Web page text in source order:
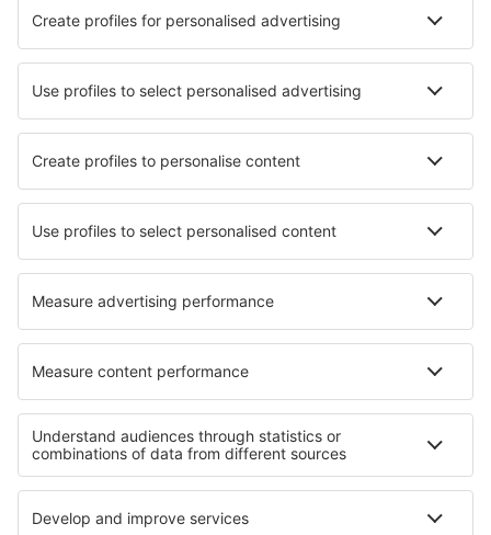
Aprende más
Mejor Precio Garantizado
Aplicación móvil
Aerolíneas
Ryanair
Vueling
Iberia
Air Europa
Wizz Air
Sobre eSky
Términos y condiciones
Mis reservas
Política de privacidad
Asistencia y contacto